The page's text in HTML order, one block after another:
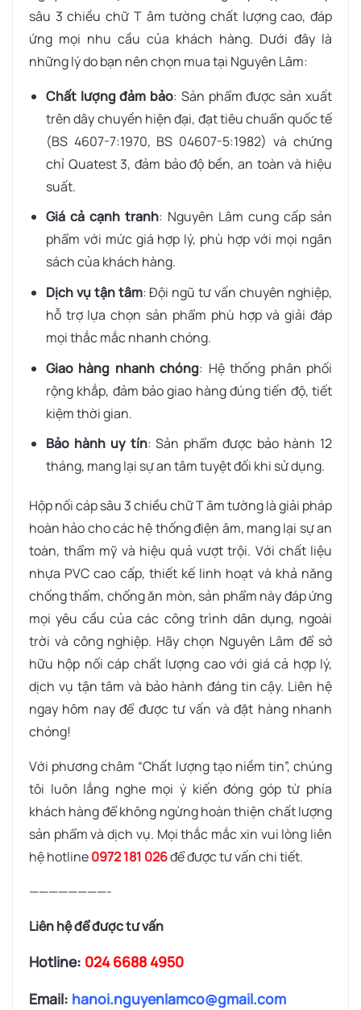
sâu 3 chiều chữ T âm tường chất lượng cao, đáp
ứng mọi nhu cầu của khách hàng. Dưới đây là
những lý do bạn nên chọn mua tại Nguyên Lâm:
Chất lượng đảm bảo: Sản phẩm được sản xuất
trên dây chuyền hiện đại, đạt tiêu chuẩn quốc tế
(BS 4607-7:1970, BS 04607-5:1982) và chứng
chỉ Quatest 3, đảm bảo độ bền, an toàn và hiệu
suất.
Giá cả cạnh tranh: Nguyên Lâm cung cấp sản
phẩm với mức giá hợp lý, phù hợp với mọi ngân
sách của khách hàng.
Dịch vụ tận tâm: Đội ngũ tư vấn chuyên nghiệp,
hỗ trợ lựa chọn sản phẩm phù hợp và giải đáp
mọi thắc mắc nhanh chóng.
Giao hàng nhanh chóng: Hệ thống phân phối
rộng khắp, đảm bảo giao hàng đúng tiến độ, tiết
kiệm thời gian.
Bảo hành uy tín: Sản phẩm được bảo hành 12
tháng, mang lại sự an tâm tuyệt đối khi sử dụng.
Hộp nối cáp sâu 3 chiều chữ T âm tường là giải pháp
hoàn hảo cho các hệ thống điện âm, mang lại sự an
toàn, thẩm mỹ và hiệu quả vượt trội. Với chất liệu
nhựa PVC cao cấp, thiết kế linh hoạt và khả năng
chống thấm, chống ăn mòn, sản phẩm này đáp ứng
mọi yêu cầu của các công trình dân dụng, ngoài
trời và công nghiệp. Hãy chọn Nguyên Lâm để sở
hữu hộp nối cáp chất lượng cao với giá cả hợp lý,
dịch vụ tận tâm và bảo hành đáng tin cậy. Liên hệ
ngay hôm nay để được tư vấn và đặt hàng nhanh
chóng!
Với phương châm “Chất lượng tạo niềm tin”, chúng
tôi luôn lắng nghe mọi ý kiến đóng góp từ phía
khách hàng để không ngừng hoàn thiện chất lượng
sản phẩm và dịch vụ. Mọi thắc mắc xin vui lòng liên
hệ hotline0972 181 026để được tư vấn chi tiết.
————————-
Liên hệ để được tư vấn
Hotline: 024 6688 4950
Email: hanoi.nguyenlamco@gmail.com